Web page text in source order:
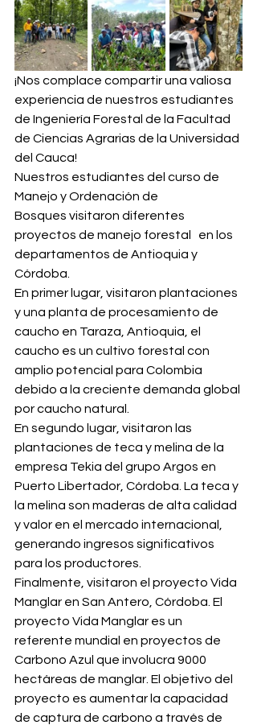
¡Nos complace compartir una valiosa
experiencia de nuestros estudiantes
de Ingeniería Forestal de la Facultad
de Ciencias Agrarias de la Universidad
del Cauca!
Nuestros estudiantes del curso de
Manejo y Ordenación de
Bosques visitaron diferentes
proyectos de manejo forestal   en los
departamentos de Antioquia y
Córdoba.
En primer lugar, visitaron plantaciones
y una planta de procesamiento de
caucho en Taraza, Antioquia, el
caucho es un cultivo forestal con
amplio potencial para Colombia
debido a la creciente demanda global
por caucho natural.
En segundo lugar, visitaron las
plantaciones de teca y melina de la
empresa Tekia del grupo Argos en
Puerto Libertador, Córdoba. La teca y
la melina son maderas de alta calidad
y valor en el mercado internacional,
generando ingresos significativos
para los productores.
Finalmente, visitaron el proyecto Vida
Manglar en San Antero, Córdoba. El
proyecto Vida Manglar es un
referente mundial en proyectos de
Carbono Azul que involucra 9000
hectáreas de manglar. El objetivo del
proyecto es aumentar la capacidad
de captura de carbono a través de